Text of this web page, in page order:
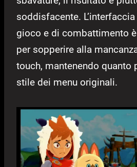
soddisfacente.
gioco e di combattimento
per sopperire alla
touch, mantenendo quanto
stile dei menu originali.